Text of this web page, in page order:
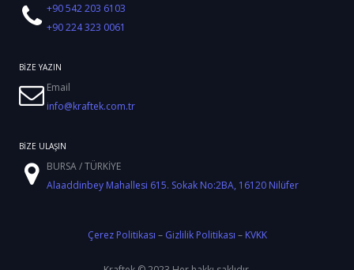
+90 542 203 6103
+90 224 323 0061
BİZE YAZIN
Email
info@kraftek.com.tr
BİZE ULAŞIN
BURSA / TÜRKİYE
Alaaddinbey Mahallesi 615. Sokak No:2BA, 16120 Nilüfer
Çerez Politikası – Gizlilik Politikası – KVKK